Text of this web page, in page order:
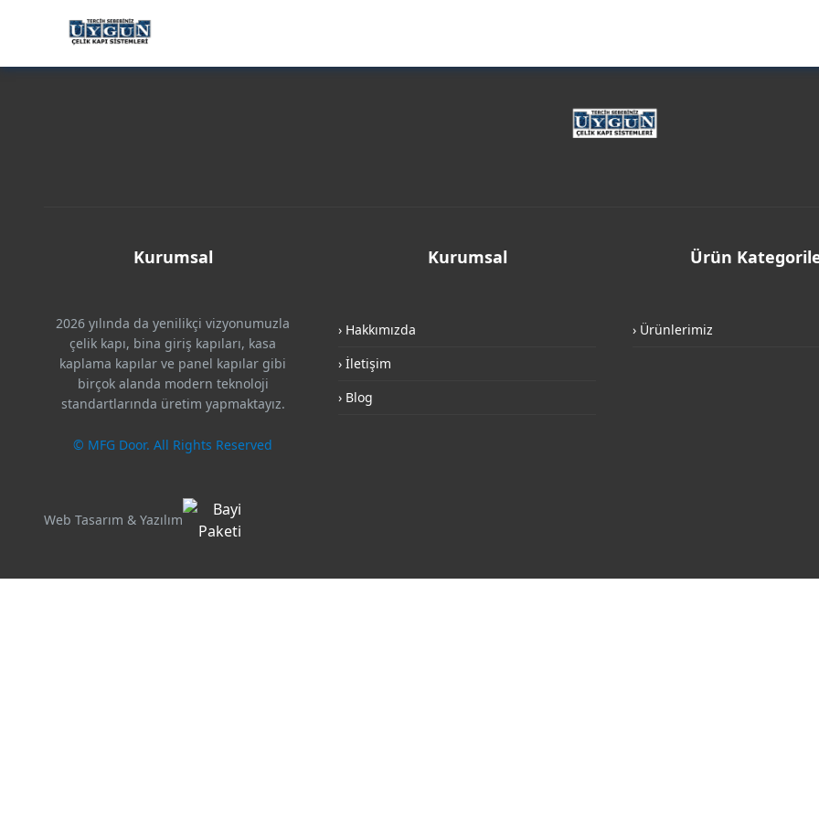
Kurumsal
2026 yılında da yenilikçi vizyonumuzla
çelik kapı, bina giriş kapıları, kasa
kaplama kapılar ve panel kapılar gibi
birçok alanda modern teknoloji
standartlarında üretim yapmaktayız.
© MFG Door. All Rights Reserved
Web Tasarım & Yazılım
Kurumsal
› Hakkımızda
› İletişim
› Blog
Ürün
› Ürünlerimiz